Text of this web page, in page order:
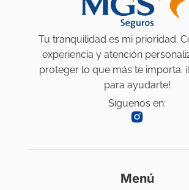
Tu tranquilidad es mi prioridad.
experiencia y atención
proteger lo que más te importa.
para ayudarte!
Síguenos en:
Menú